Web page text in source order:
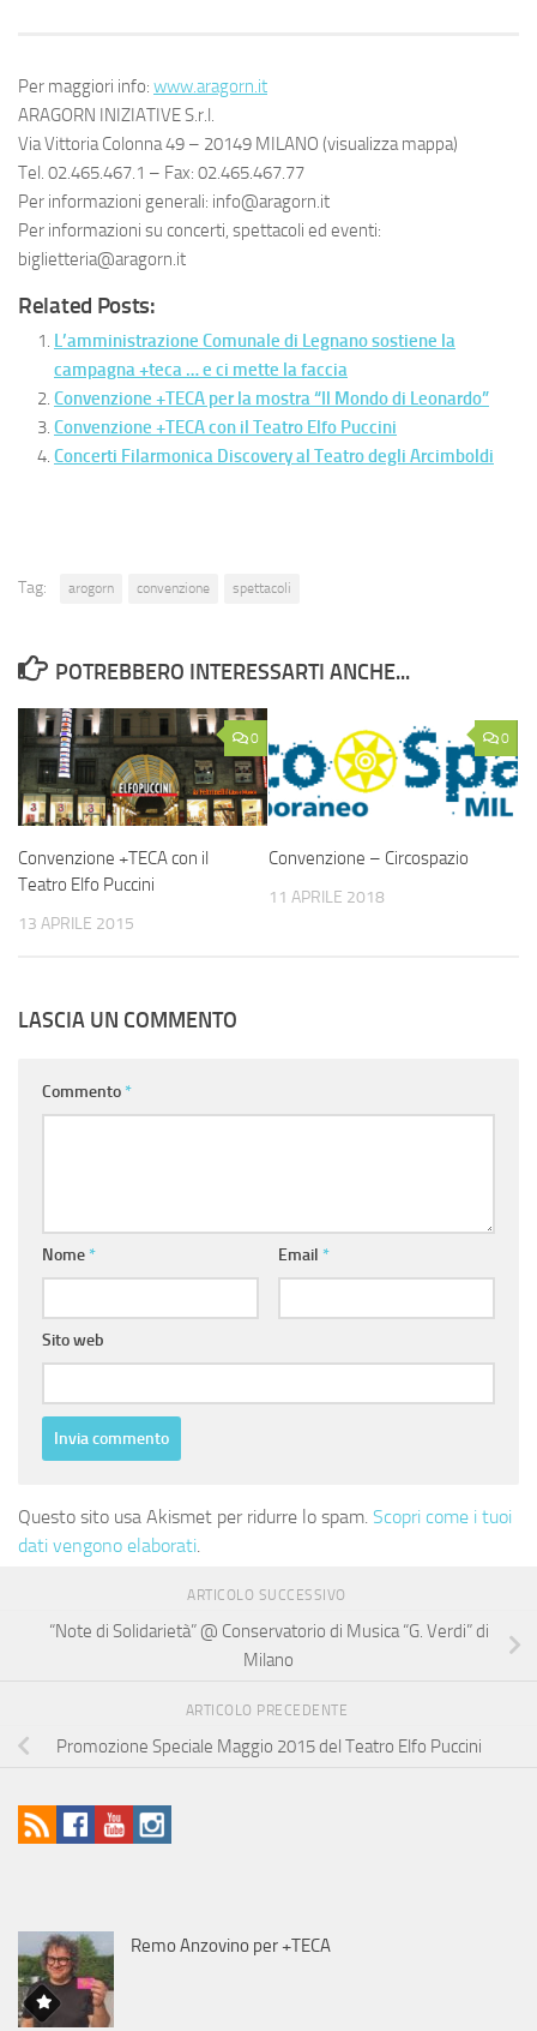
Per maggiori info: www.aragorn.it
ARAGORN INIZIATIVE S.r.l.
Via Vittoria Colonna 49 – 20149 MILANO (visualizza mappa)
Tel. 02.465.467.1 – Fax: 02.465.467.77
Per informazioni generali: info@aragorn.it
Per informazioni su concerti, spettacoli ed eventi:
biglietteria@aragorn.it
Related Posts:
L’amministrazione Comunale di Legnano sostiene la
campagna +teca … e ci mette la faccia
Convenzione +TECA per la mostra “Il Mondo di Leonardo”
Convenzione +TECA con il Teatro Elfo Puccini
Concerti Filarmonica Discovery al Teatro degli Arcimboldi
Tag: arogorn convenzione spettacoli
POTREBBERO INTERESSARTI ANCHE...
0
Convenzione +TECA con il
Teatro Elfo Puccini
13 APRILE 2015
0
Convenzione – Circospazio
11 APRILE 2018
LASCIA UN COMMENTO
Commento *
Nome * Email *
Sito web
Questo sito usa Akismet per ridurre lo spam. Scopri come i tuoi
dati vengono elaborati.
ARTICOLO SUCCESSIVO
“Note di Solidarietà” @ Conservatorio di Musica “G. Verdi” di
Milano
ARTICOLO PRECEDENTE
Promozione Speciale Maggio 2015 del Teatro Elfo Puccini
Remo Anzovino per +TECA